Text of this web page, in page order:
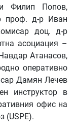
Филип Попов,
проф. д-р Иван
доц. д-р
асоциация –
Атанасов,
оперативно
Дамян Лечев
инструктор в
офис на
(USPE).